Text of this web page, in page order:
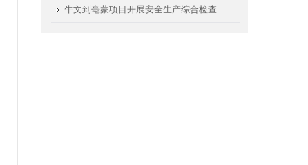
产检查
牛文到亳蒙项目开展安全生产综合检查